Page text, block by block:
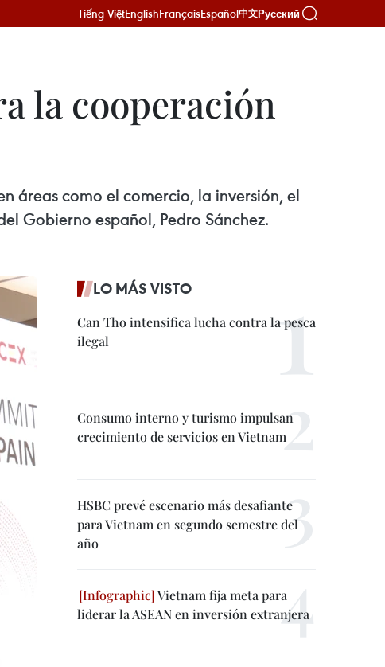
Tiếng ViệtEnglishFrançaisEspañol中文Русский
la cooperación
áreas como el comercio, la inversión, el
Gobierno español, Pedro Sánchez.
LO MÁS VISTO
Can Tho intensifica lucha contra la pesca
ilegal
Consumo interno y turismo impulsan
crecimiento de servicios en Vietnam
HSBC prevé escenario más desafiante
para Vietnam en segundo semestre del
año
Vietnam fija meta para
liderar la ASEAN en inversión extranjera